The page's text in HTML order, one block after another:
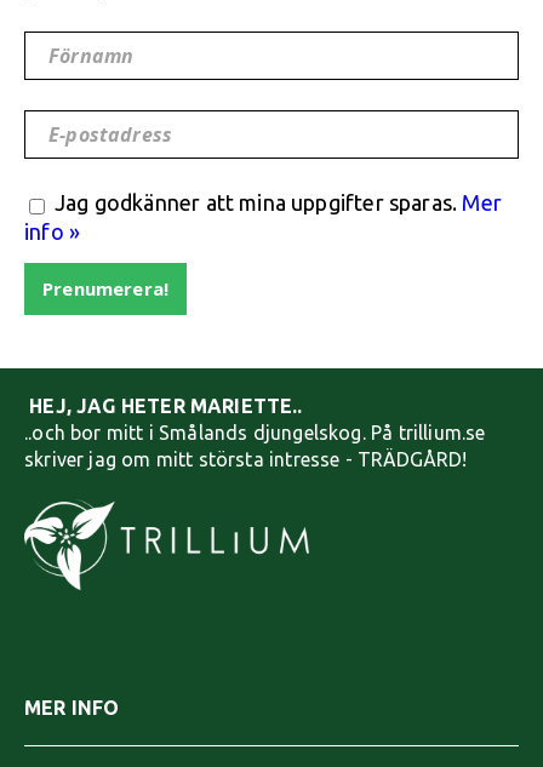
Förnamn
E-postadress
Jag godkänner att mina uppgifter sparas. Mer
info »
Prenumerera!
HEJ, JAG HETER MARIETTE..
..och bor mitt i Smålands djungelskog. På trillium.se
skriver jag om mitt största intresse - TRÄDGÅRD!
MER INFO